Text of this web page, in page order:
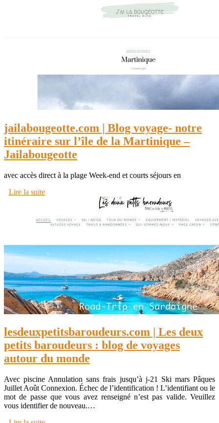
jailabougeotte.com | Blog voyage- notre
itinéraire sur l’île de la Martinique –
Jailabougeotte
avec accès direct à la plage Week-end et courts séjours en
Lire la suite
lesdeuxpetitsbaroudeurs.com | Les deux
petits baroudeurs : blog de voyages
autour du monde
Avec piscine Annulation sans frais jusqu’à j-21 Ski mars Pâques
Juillet Août Connexion. Échec de l’identification ! L’identifiant ou le
mot de passe que vous avez renseigné n’est pas valide. Veuillez
vous identifier de nouveau.…